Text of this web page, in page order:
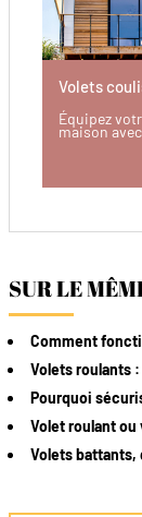
Volets
Équipez
maison
SUR LE
Comment
Volets roulants
Pourquoi
Volet roulant
Volets battants,